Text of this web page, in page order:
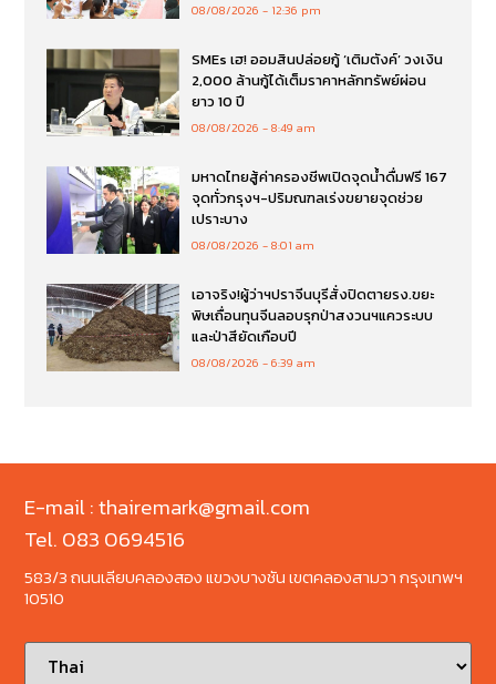
08/08/2026 12:36 pm
SMEs เฮ! ออมสินปล่อยกู้ ‘เติมตังค์’ วงเงิน
2,000 ล้านกู้ได้เต็มราคาหลักทรัพย์ผ่อน
ยาว 10 ปี
08/08/2026 8:49 am
มหาดไทยสู้ค่าครองชีพเปิดจุดน้ำดื่มฟรี 167
จุดทั่วกรุงฯ-ปริมณฑลเร่งขยายจุดช่วย
เปราะบาง
08/08/2026 8:01 am
เอาจริง!ผู้ว่าฯปราจีนบุรีสั่งปิดตายรง.ขยะ
พิษเถื่อนทุนจีนลอบรุกป่าสงวนฯแควระบบ
และป่าสียัดเกือบปี
08/08/2026 6:39 am
E-mail : thairemark@gmail.com
Tel. 083 0694516
583/3 ถนนเลียบคลองสอง แขวงบางชัน เขตคลองสามวา กรุงเทพฯ
10510